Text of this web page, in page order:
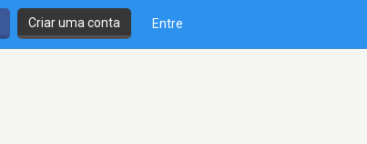
Criar uma conta Entre